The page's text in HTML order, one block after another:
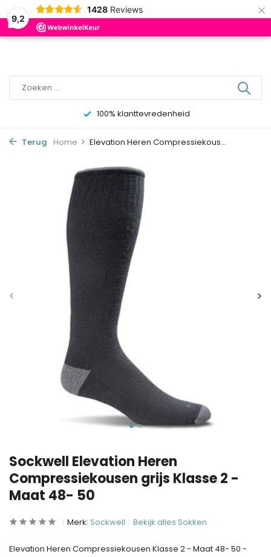
9,2
1428 Reviews ×
0
100% klanttevredenheid
Terug Home Elevation Heren Compressiekous...
Sockwell Elevation Heren
Compressiekousen grijs Klasse 2 -
Maat 48- 50
Merk: Sockwell Bekijk alles Sokken
Elevation Heren Compressiekousen Klasse 2 - Maat 48- 50 -